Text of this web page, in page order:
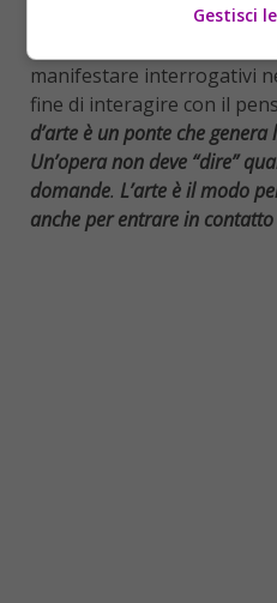
manifestare interrogativi
fine di interagire con il
d’arte è un ponte che
Un’opera non deve “dire”
domande. L’arte è il modo
anche per entrare in
Gestisci